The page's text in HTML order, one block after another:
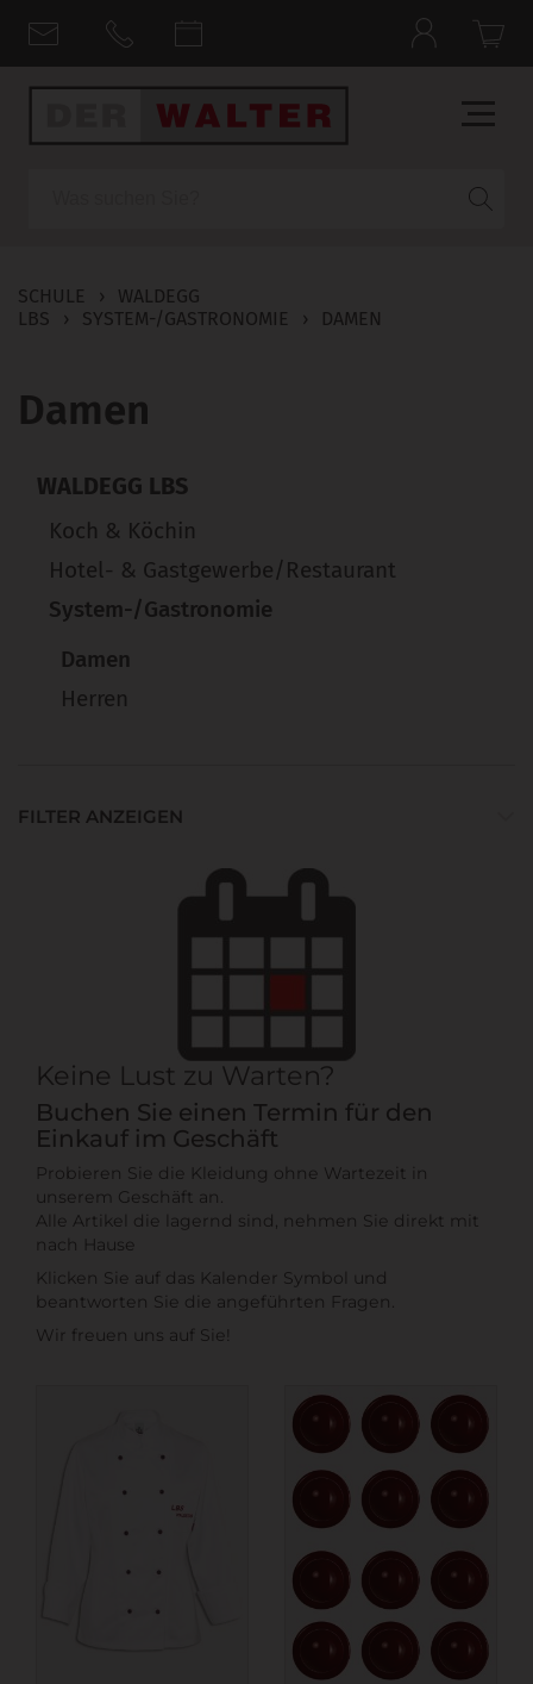
SCHULE ›
WALDEGG
LBS
› SYSTEM-/GASTRONOMIE › DAMEN
Damen
WALDEGG LBS
Koch & Köchin
Hotel- & Gastgewerbe/Restaurant
System-/Gastronomie
Damen
Herren
FILTER ANZEIGEN
Keine Lust zu Warten?
Buchen Sie einen Termin für den
Einkauf im Geschäft
Probieren Sie die Kleidung ohne Wartezeit in
unserem Geschäft an.
Alle Artikel die lagernd sind, nehmen Sie direkt mit
nach Hause
Klicken Sie auf das Kalender Symbol und
beantworten Sie die angeführten Fragen.
Wir freuen uns auf Sie!